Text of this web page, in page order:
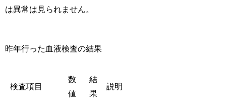
は異常は見られません。
昨年行った血液検査の結果
検査項目
数
値
結
果
説明